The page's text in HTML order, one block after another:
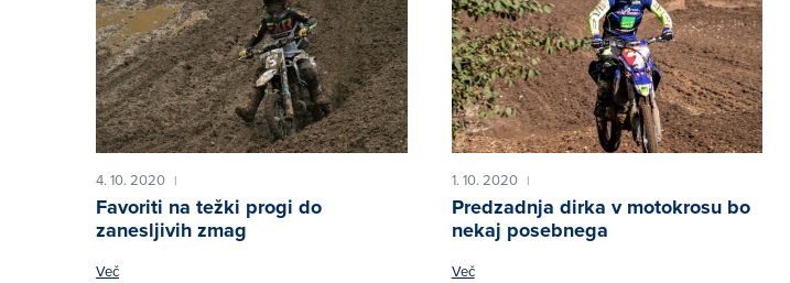
4. 10. 2020 |
Favoriti na težki progi do
zanesljivih zmag
Več
1. 10. 2020 |
Predzadnja dirka v motokrosu bo
nekaj posebnega
Več